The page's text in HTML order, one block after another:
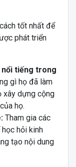
tốt nhất để
phát triển
nổi tiếng trong
gì họ đã làm
xây dựng cộng
họ.
Tham gia các
hỏi kinh
tạo nội dung